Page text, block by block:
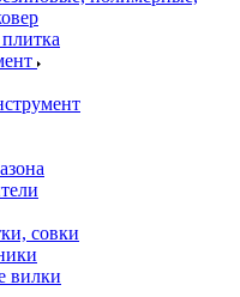
совки
вилки